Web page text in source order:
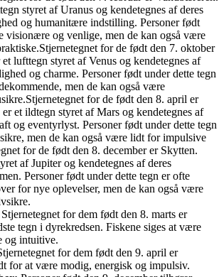
styret af Uranus og kendetegnes af deres
og humanitære indstilling. Personer født
visionære og venlige, men de kan også være
for de født den 7. oktober
lufttegn styret af Venus og kendetegnes af
og charme. Personer født under dette tegn
men de kan også være
for de født den 8. april er
et ildtegn styret af Mars og kendetegnes af
og eventyrlyst. Personer født under dette tegn
men de kan også være lidt for impulsive
for de født den 8. december er Skytten.
af Jupiter og kendetegnes af deres
Personer født under dette tegn er ofte
for nye oplevelser, men de kan også være
Stjernetegnet for dem født den 8. marts er
tegn i dyrekredsen. Fiskene siges at være
og intuitive.
for dem født den 9. april er
for at være modig, energisk og impulsiv.